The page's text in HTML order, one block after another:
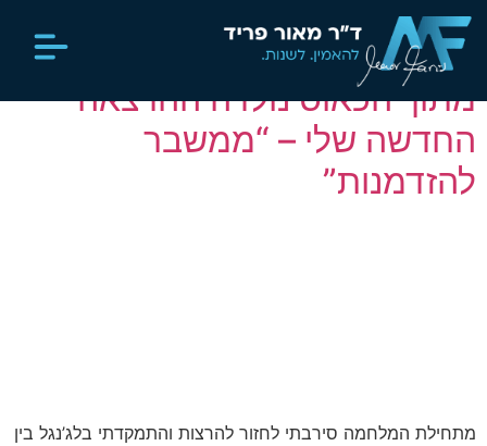
לתוכן
מחבר:Orah
מתוך הכאוס נולדה ההרצאה
החדשה שלי – “ממשבר
להזדמנות”
מתחילת המלחמה סירבתי לחזור להרצות והתמקדתי בלג’נגל בין